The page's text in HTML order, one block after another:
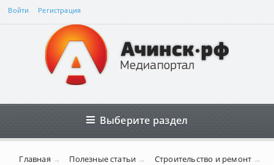
Войти Регистрация
Выберите раздел
Главная → Полезные статьи → Строительство и ремонт →